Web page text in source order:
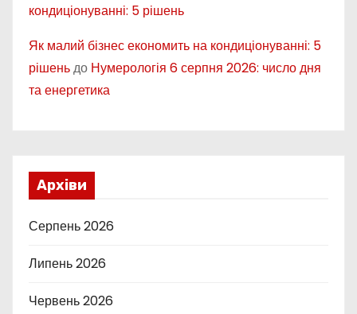
кондиціонуванні: 5 рішень
Як малий бізнес економить на кондиціонуванні: 5
рішеньдо Нумерологія 6 серпня 2026: число дня
та енергетика
Архіви
Серпень 2026
Липень 2026
Червень 2026